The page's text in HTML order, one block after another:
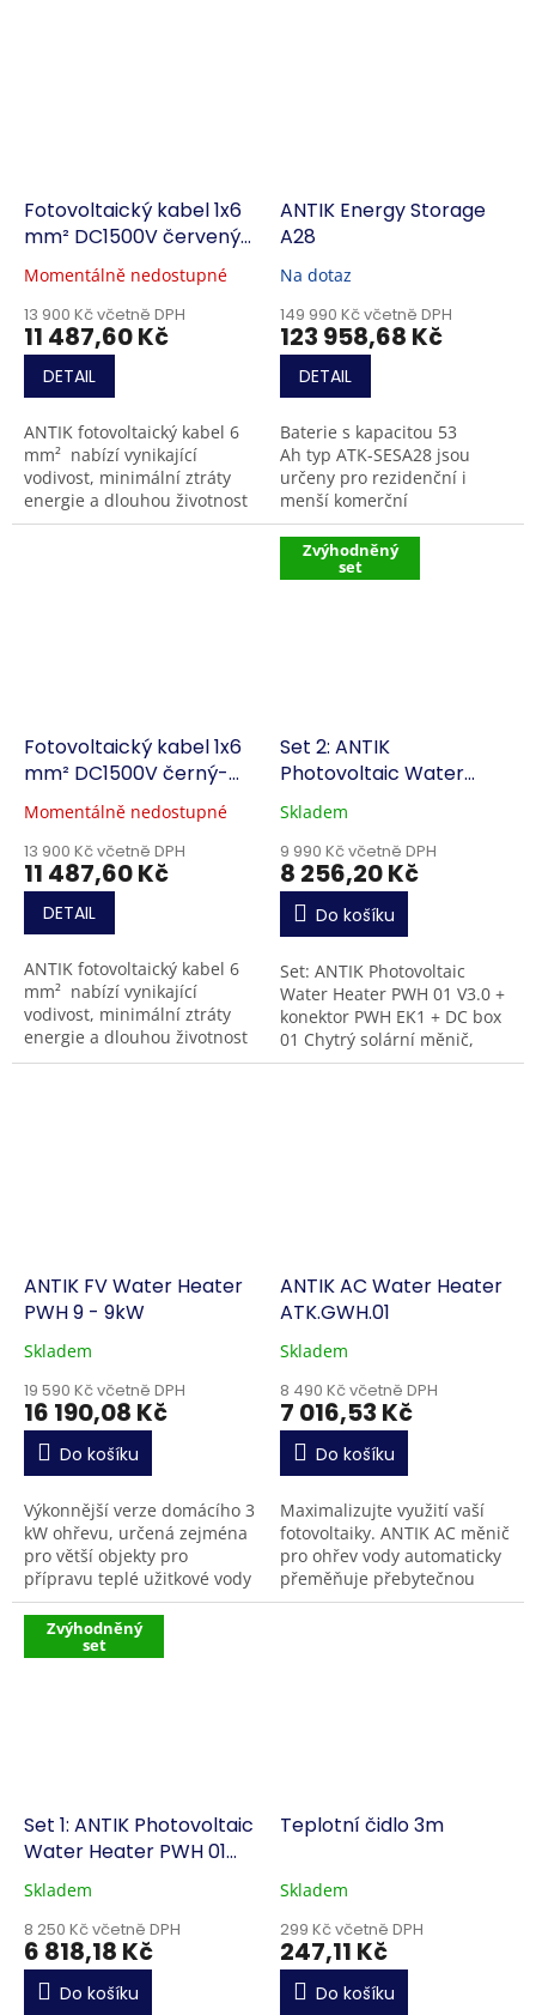
Fotovoltaický kabel 1x6
mm² DC1500V červený-
500m
Momentálně nedostupné
13 900 Kč včetně DPH
11 487,60 Kč
DETAIL
ANTIK fotovoltaický kabel 6
mm² nabízí vynikající
vodivost, minimální ztráty
energie a dlouhou životnost
až 25 let. Je odolný vůči UV
ANTIK Energy Storage
A28
Na dotaz
149 990 Kč včetně DPH
123 958,68 Kč
DETAIL
Baterie s kapacitou 53
Ah typ ATK-SESA28 jsou
určeny pro rezidenční i
menší komerční
fotovoltaické systémy;
nabízejí využitelnou energii
28,4 kWh při jmenovitém
Fotovoltaický kabel 1x6
mm² DC1500V černý-
500m
Momentálně nedostupné
13 900 Kč včetně DPH
11 487,60 Kč
DETAIL
ANTIK fotovoltaický kabel 6
mm² nabízí vynikající
vodivost, minimální ztráty
energie a dlouhou životnost
až 25 let. Je odolný vůči UV
Zvýhodněný
set
Set 2: ANTIK
Photovoltaic Water
Heater PWH 01 V3.0 +
konektor PWH EK1 + DC
box 01
Skladem
9 990 Kč včetně DPH
8 256,20 Kč
Do košíku
Set: ANTIK Photovoltaic
Water Heater PWH 01 V3.0 +
konektor PWH EK1 + DC box
01 Chytrý solární měnič,
který nabízí efektivní přímé
ANTIK FV Water Heater
PWH 9 - 9kW
Skladem
19 590 Kč včetně DPH
16 190,08 Kč
Do košíku
Výkonnější verze domácího 3
kW ohřevu, určená zejména
pro větší objekty pro
přípravu teplé užitkové vody
(TUV). Zařízení je navrženo
pro připojení 9 kW topného
tělesa (3× 3...
ANTIK AC Water Heater
ATK.GWH.01
Skladem
8 490 Kč včetně DPH
7 016,53 Kč
Do košíku
Maximalizujte využití vaší
fotovoltaiky. ANTIK AC měnič
pro ohřev vody automaticky
přeměňuje přebytečnou
solární energii na teplo pro
Zvýhodněný
set
Set 1: ANTIK Photovoltaic
Water Heater PWH 01
V3.0 + ANTIK konektor
PWH EK1
Skladem
8 250 Kč včetně DPH
6 818,18 Kč
Do košíku
Teplotní čidlo 3m
Skladem
299 Kč včetně DPH
247,11 Kč
Do košíku